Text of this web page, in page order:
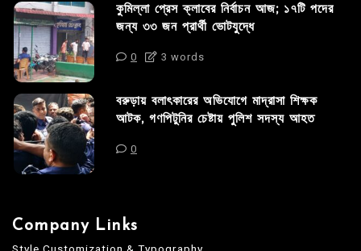
কুমিল্লা প্রেস ক্লাবের নির্বাচন আজ; ১৭টি পদের
জন্য ৩৩ জন প্রার্থী ভোটযুদ্ধে
0 3 words
বরুড়ায় বলাৎকারের অভিযোগে মাদ্রাসা শিক্ষক
আটক, গণপিটুনির চেষ্টায় পুলিশ সদস্য আহত
0
Company Links